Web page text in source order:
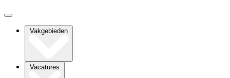
Vakgebieden
Vacatures